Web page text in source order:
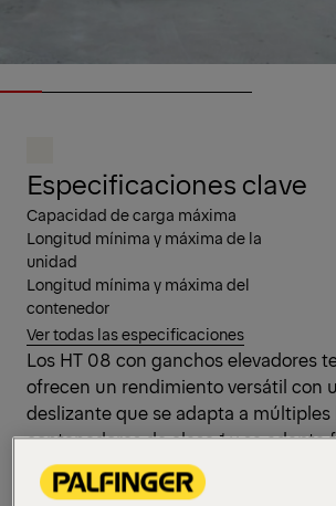
Especificaciones clave
Capacidad de carga máxima
Longitud mínima y máxima de la
unidad
Longitud mínima y máxima del
contenedor
Ver todas las especificaciones
Los HT 08 con ganchos elevadores
ofrecen un rendimiento versátil con
deslizante que se adapta a
contenedores de clase 1 y se adapta
diferentes aplicaciones. Su baja
y diseño ligero ofrecen soluciones